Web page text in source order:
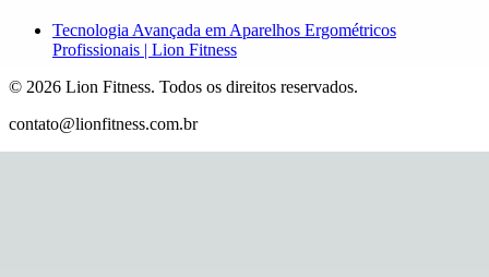
Tecnologia Avançada em Aparelhos Ergométricos
Profissionais | Lion Fitness
© 2026 Lion Fitness. Todos os direitos reservados.
contato@lionfitness.com.br